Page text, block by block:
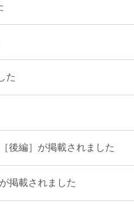
た
後編］が掲載されました
掲載されました